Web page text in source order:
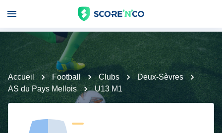
Accueil Football Clubs
Deux-Sèvres
AS du Pays Mellois
U13 M1